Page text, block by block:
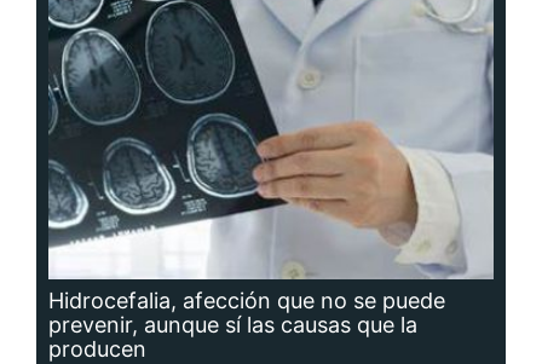
Hidrocefalia, afección que no se puede
prevenir, aunque sí las causas que la
producen